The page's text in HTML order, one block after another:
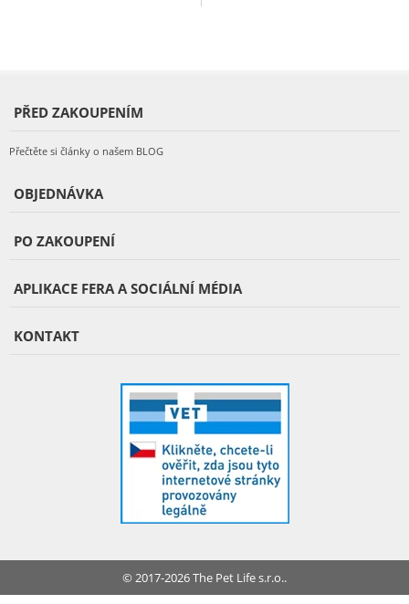
PŘED ZAKOUPENÍM
Přečtěte si články o našem BLOG
OBJEDNÁVKA
PO ZAKOUPENÍ
APLIKACE FERA A SOCIÁLNÍ MÉDIA
KONTAKT
© 2017-2026 The Pet Life s.r.o..